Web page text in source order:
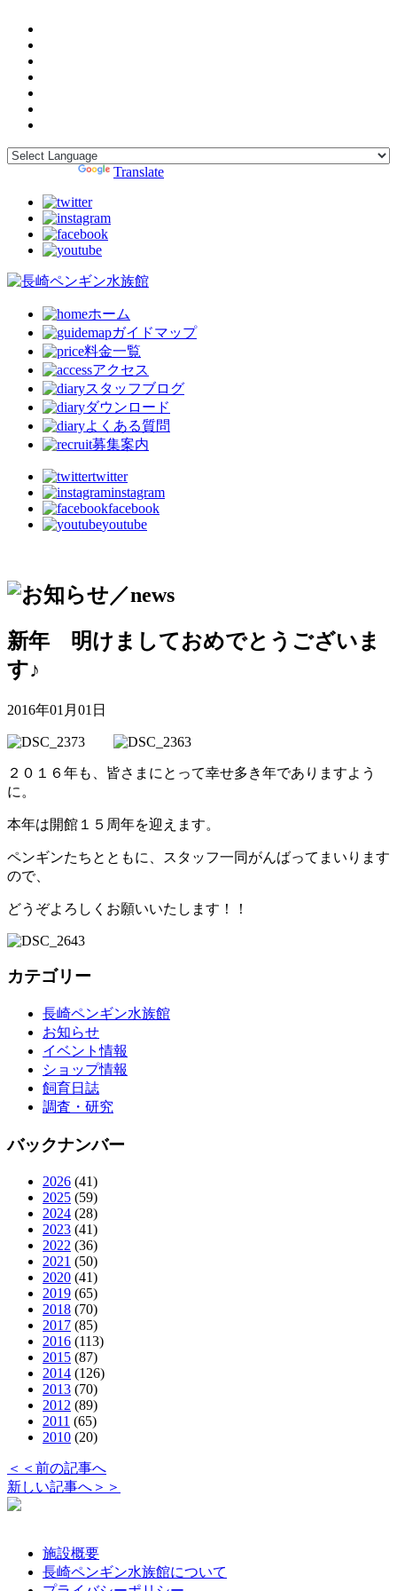
Translate
ホーム
ガイドマップ
料金一覧
アクセス
スタッフブログ
ダウンロード
よくある質問
募集案内
twitter
instagram
facebook
youtube
新年 明けましておめでとうございま
す♪
2016年01月01日
２０１６年も、皆さまにとって幸せ多き年でありますよう
に。
本年は開館１５周年を迎えます。
ペンギンたちとともに、スタッフ一同がんばってまいります
ので、
どうぞよろしくお願いいたします！！
カテゴリー
長崎ペンギン水族館
お知らせ
イベント情報
ショップ情報
飼育日誌
調査・研究
バックナンバー
2026 (41)
2025 (59)
2024 (28)
2023 (41)
2022 (36)
2021 (50)
2020 (41)
2019 (65)
2018 (70)
2017 (85)
2016 (113)
2015 (87)
2014 (126)
2013 (70)
2012 (89)
2011 (65)
2010 (20)
＜＜前の記事へ
新しい記事へ＞＞
施設概要
長崎ペンギン水族館について